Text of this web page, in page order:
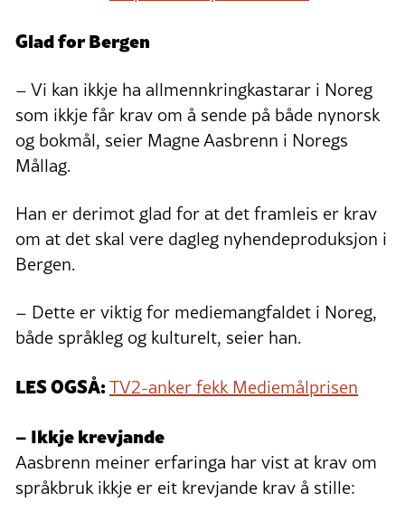
Glad for Bergen
– Vi kan ikkje ha allmennkringkastarar i Noreg
som ikkje får krav om å sende på både nynorsk
og bokmål, seier Magne Aasbrenn i Noregs
Mållag.
Han er derimot glad for at det framleis er krav
om at det skal vere dagleg nyhendeproduksjon i
Bergen.
– Dette er viktig for mediemangfaldet i Noreg,
både språkleg og kulturelt, seier han.
LES OGSÅ:TV2-anker fekk Mediemålprisen
– Ikkje krevjande
Aasbrenn meiner erfaringa har vist at krav om
språkbruk ikkje er eit krevjande krav å stille: